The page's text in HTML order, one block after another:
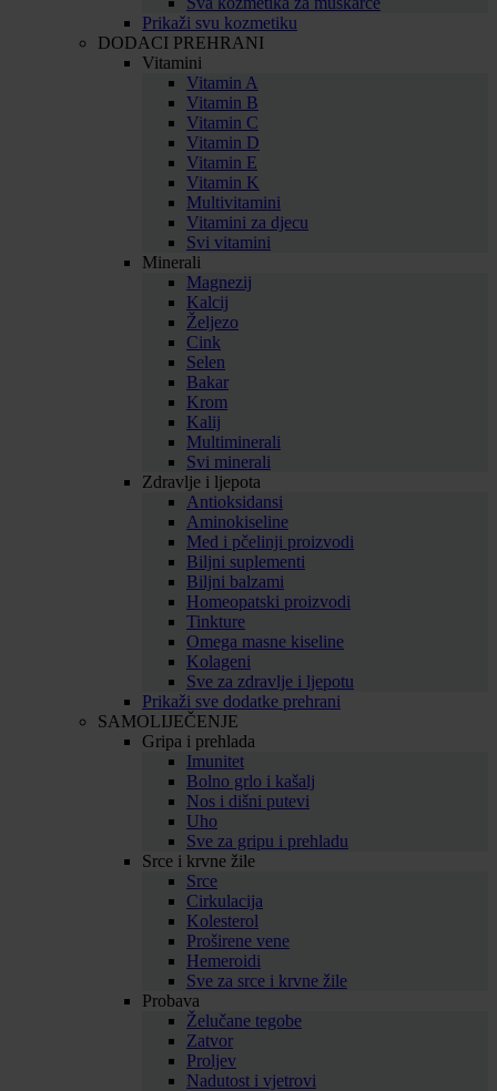
Prikaži svu kozmetiku
DODACI PREHRANI
Vitamini
Vitamin A
Vitamin B
Vitamin C
Vitamin D
Vitamin E
Vitamin K
Multivitamini
Vitamini za djecu
Svi vitamini
Minerali
Magnezij
Kalcij
Željezo
Cink
Selen
Bakar
Krom
Kalij
Multiminerali
Svi minerali
Zdravlje i ljepota
Antioksidansi
Aminokiseline
Med i pčelinji proizvodi
Biljni suplementi
Biljni balzami
Homeopatski proizvodi
Tinkture
Omega masne kiseline
Kolageni
Sve za zdravlje i ljepotu
Prikaži sve dodatke prehrani
SAMOLIJEČENJE
Gripa i prehlada
Imunitet
Bolno grlo i kašalj
Nos i dišni putevi
Uho
Sve za gripu i prehladu
Srce i krvne žile
Srce
Cirkulacija
Kolesterol
Proširene vene
Hemeroidi
Sve za srce i krvne žile
Probava
Želučane tegobe
Zatvor
Proljev
Nadutost i vjetrovi